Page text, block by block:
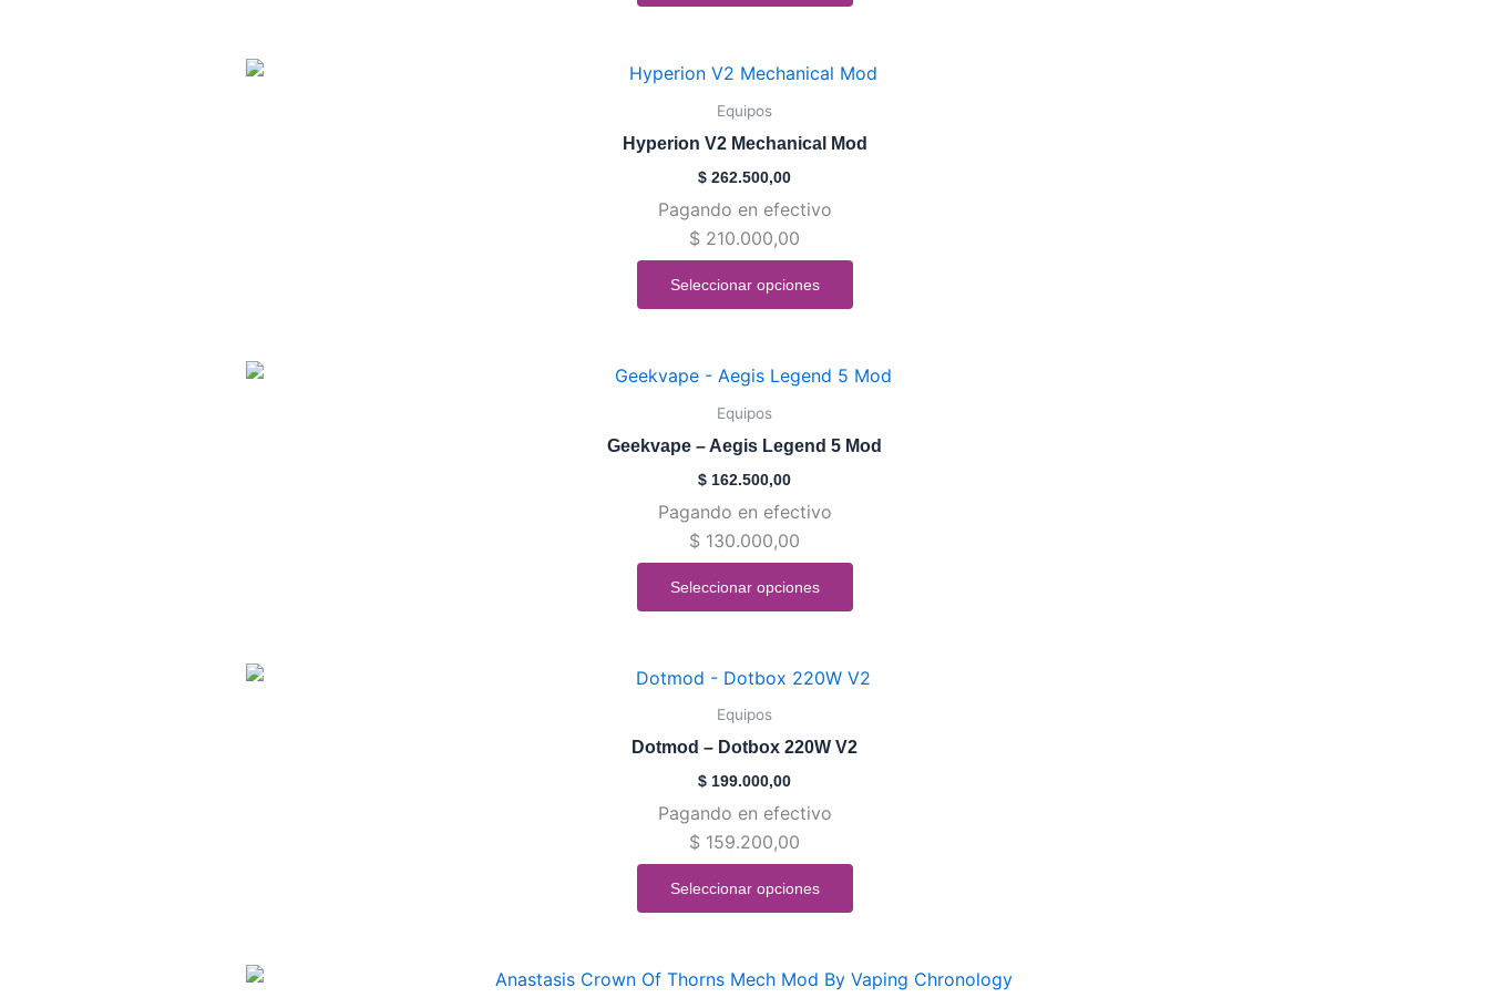
la
página
de
producto
Equipos
Hyperion V2 Mechanical Mod
$ 262.500,00
Pagando en efectivo
$ 210.000,00
Seleccionar opciones
Este
producto
variantes.
Las
opciones
la
página
de
producto
Equipos
Geekvape – Aegis Legend 5 Mod
$ 162.500,00
Pagando en efectivo
$ 130.000,00
Seleccionar opciones
Este
producto
múltiples
variantes.
Las
opciones
la
página
de
producto
Equipos
Dotmod – Dotbox 220W V2
$ 199.000,00
Pagando en efectivo
$ 159.200,00
Seleccionar opciones
Este
producto
variantes.
Las
opciones
la
Rango
Este